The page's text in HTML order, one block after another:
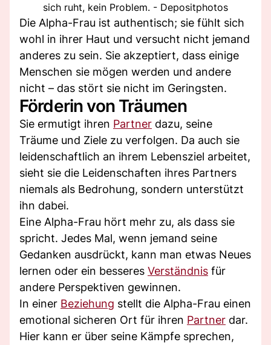
sich ruht, kein Problem. - Depositphotos
Die Alpha-Frau ist authentisch; sie fühlt sich
wohl in ihrer Haut und versucht nicht jemand
anderes zu sein. Sie akzeptiert, dass einige
Menschen sie mögen werden und andere
nicht – das stört sie nicht im Geringsten.
Förderin von Träumen
Sie ermutigt ihren Partner dazu, seine
Träume und Ziele zu verfolgen. Da auch sie
leidenschaftlich an ihrem Lebensziel arbeitet,
sieht sie die Leidenschaften ihres Partners
niemals als Bedrohung, sondern unterstützt
ihn dabei.
Eine Alpha-Frau hört mehr zu, als dass sie
spricht. Jedes Mal, wenn jemand seine
Gedanken ausdrückt, kann man etwas Neues
lernen oder ein besseres Verständnis für
andere Perspektiven gewinnen.
In einer Beziehung stellt die Alpha-Frau einen
emotional sicheren Ort für ihren Partner dar.
Hier kann er über seine Kämpfe sprechen,